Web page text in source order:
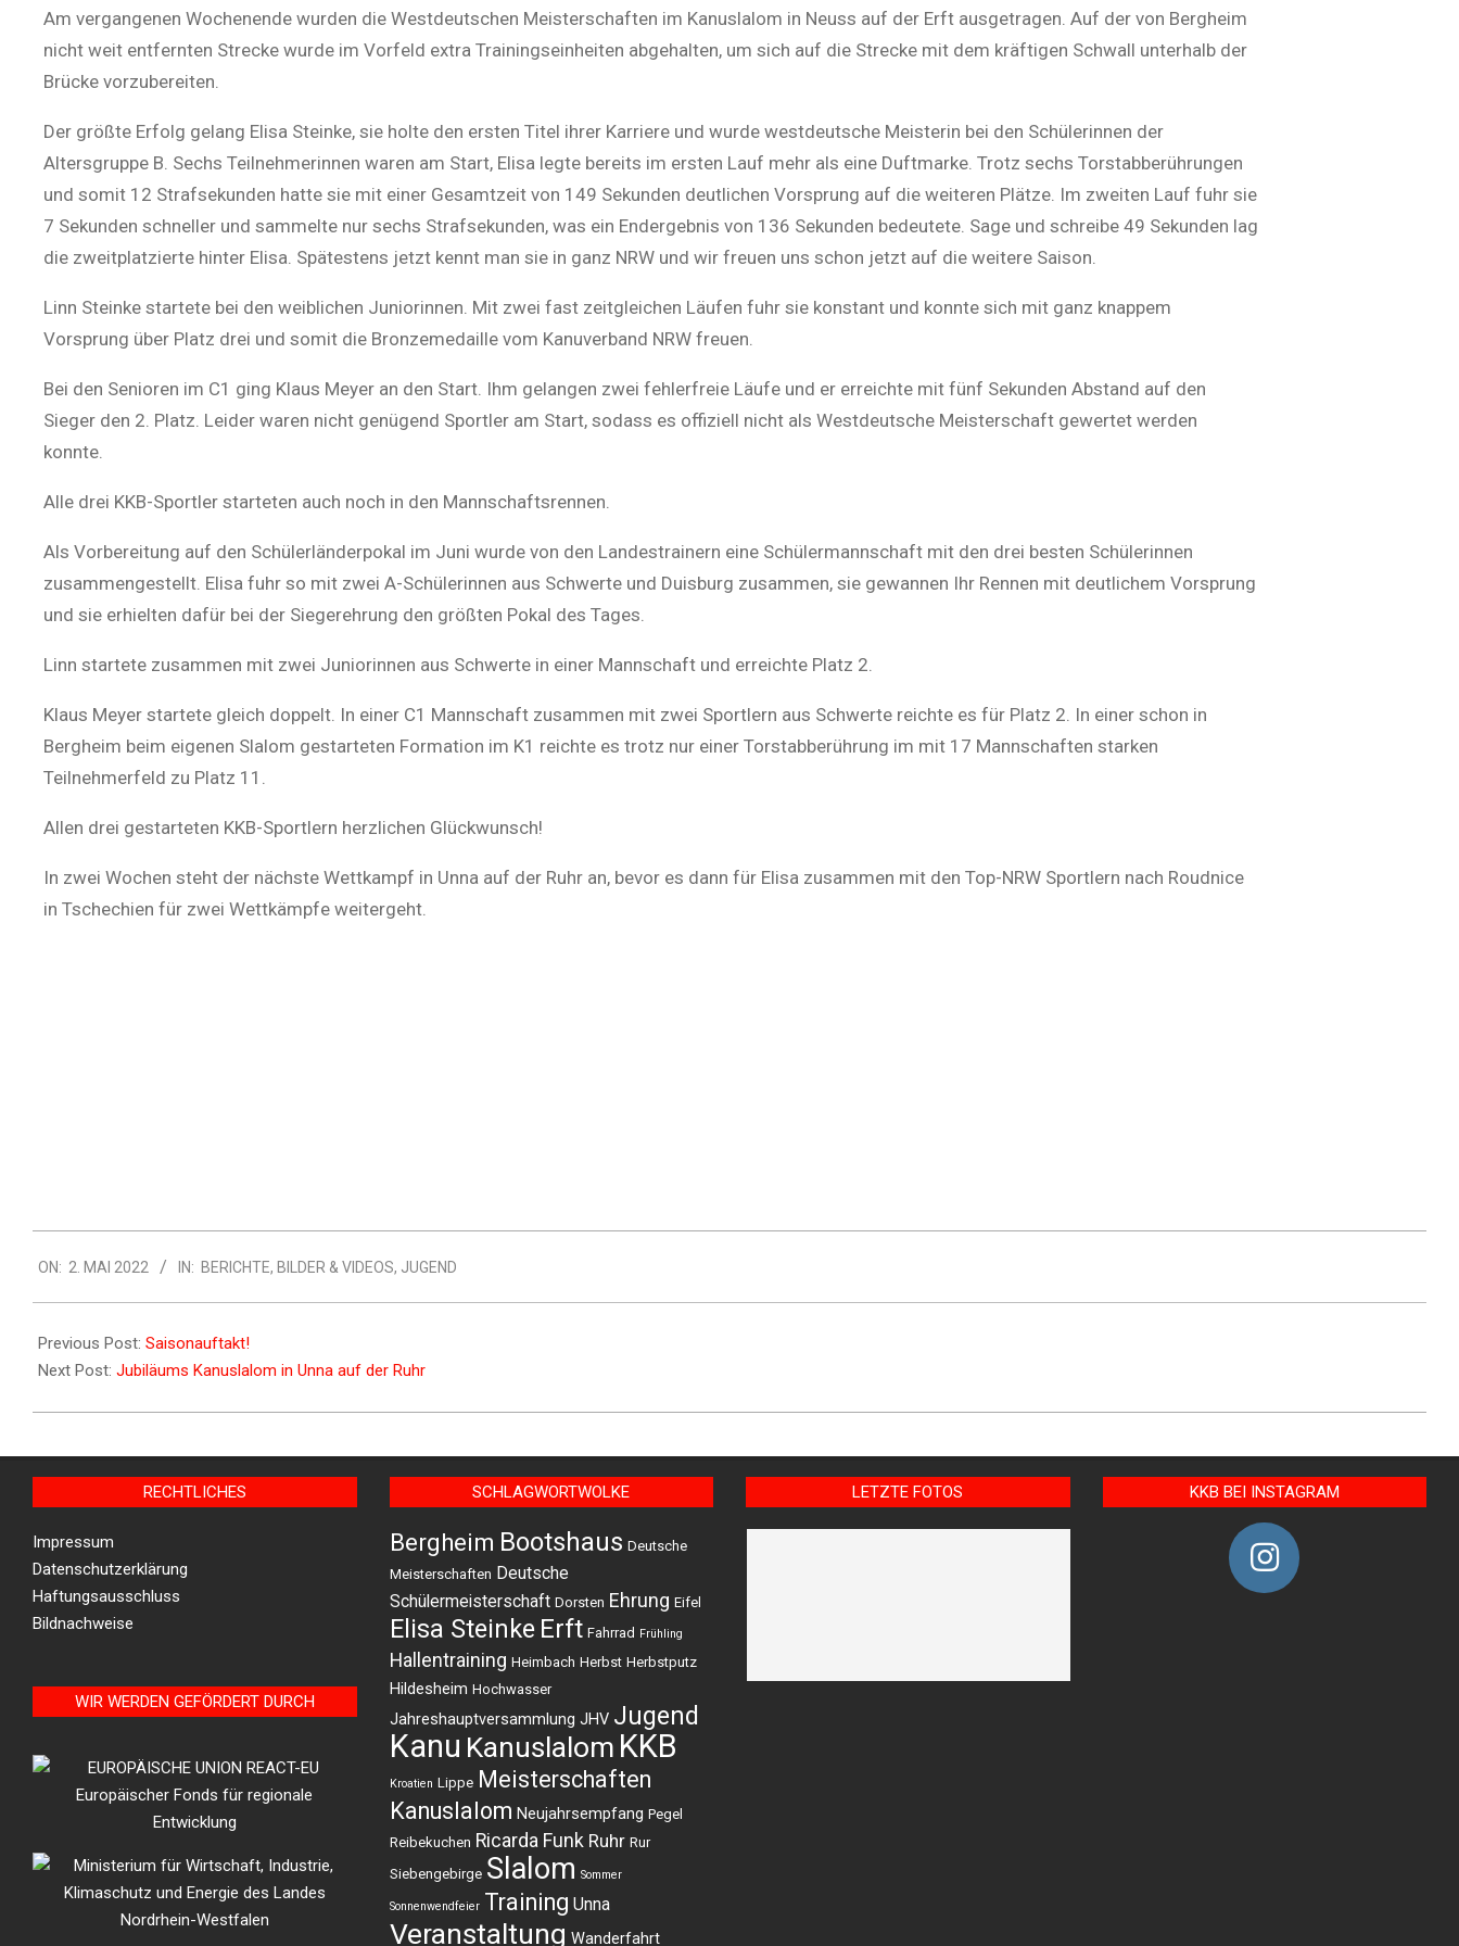
Am vergangenen Wochenende wurden die Westdeutschen Meisterschaften im Kanuslalom in Neuss auf der Erft ausgetragen. Auf der von Bergheim
nicht weit entfernten Strecke wurde im Vorfeld extra Trainingseinheiten abgehalten, um sich auf die Strecke mit dem kräftigen Schwall unterhalb der
Brücke vorzubereiten.
Der größte Erfolg gelang Elisa Steinke, sie holte den ersten Titel ihrer Karriere und wurde westdeutsche Meisterin bei den Schülerinnen der
Altersgruppe B. Sechs Teilnehmerinnen waren am Start, Elisa legte bereits im ersten Lauf mehr als eine Duftmarke. Trotz sechs Torstabberührungen
und somit 12 Strafsekunden hatte sie mit einer Gesamtzeit von 149 Sekunden deutlichen Vorsprung auf die weiteren Plätze. Im zweiten Lauf fuhr sie
7 Sekunden schneller und sammelte nur sechs Strafsekunden, was ein Endergebnis von 136 Sekunden bedeutete. Sage und schreibe 49 Sekunden lag
die zweitplatzierte hinter Elisa. Spätestens jetzt kennt man sie in ganz NRW und wir freuen uns schon jetzt auf die weitere Saison.
Linn Steinke startete bei den weiblichen Juniorinnen. Mit zwei fast zeitgleichen Läufen fuhr sie konstant und konnte sich mit ganz knappem
Vorsprung über Platz drei und somit die Bronzemedaille vom Kanuverband NRW freuen.
Bei den Senioren im C1 ging Klaus Meyer an den Start. Ihm gelangen zwei fehlerfreie Läufe und er erreichte mit fünf Sekunden Abstand auf den
Sieger den 2. Platz. Leider waren nicht genügend Sportler am Start, sodass es offiziell nicht als Westdeutsche Meisterschaft gewertet werden
konnte.
Alle drei KKB-Sportler starteten auch noch in den Mannschaftsrennen.
Als Vorbereitung auf den Schülerländerpokal im Juni wurde von den Landestrainern eine Schülermannschaft mit den drei besten Schülerinnen
zusammengestellt. Elisa fuhr so mit zwei A-Schülerinnen aus Schwerte und Duisburg zusammen, sie gewannen Ihr Rennen mit deutlichem Vorsprung
und sie erhielten dafür bei der Siegerehrung den größten Pokal des Tages.
Linn startete zusammen mit zwei Juniorinnen aus Schwerte in einer Mannschaft und erreichte Platz 2.
Klaus Meyer startete gleich doppelt. In einer C1 Mannschaft zusammen mit zwei Sportlern aus Schwerte reichte es für Platz 2. In einer schon in
Bergheim beim eigenen Slalom gestarteten Formation im K1 reichte es trotz nur einer Torstabberührung im mit 17 Mannschaften starken
Teilnehmerfeld zu Platz 11.
Allen drei gestarteten KKB-Sportlern herzlichen Glückwunsch!
In zwei Wochen steht der nächste Wettkampf in Unna auf der Ruhr an, bevor es dann für Elisa zusammen mit den Top-NRW Sportlern nach Roudnice
in Tschechien für zwei Wettkämpfe weitergeht.
ON: 2. MAI 2022 IN: BERICHTE, BILDER & VIDEOS, JUGEND
Previous Post: Saisonauftakt!
Next Post: Jubiläums Kanuslalom in Unna auf der Ruhr
RECHTLICHES
Impressum
Datenschutzerklärung
Haftungsausschluss
Bildnachweise
WIR WERDEN GEFÖRDERT DURCH
SCHLAGWORTWOLKE
Bergheim Bootshaus Deutsche
Meisterschaften Deutsche
Schülermeisterschaft Dorsten Ehrung Eifel
Elisa Steinke Erft Fahrrad Frühling
Hallentraining Heimbach Herbst Herbstputz
Hildesheim Hochwasser
Jahreshauptversammlung JHV Jugend
Kanu Kanuslalom KKB
Kroatien Lippe Meisterschaften
Kanuslalom Neujahrsempfang Pegel
Reibekuchen Ricarda Funk Ruhr Rur
Siebengebirge Slalom Sommer
Sonnenwendfeier Training Unna
Veranstaltung Wanderfahrt
LETZTE FOTOS KKB BEI INSTAGRAM